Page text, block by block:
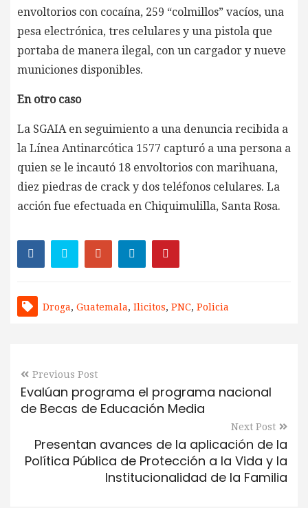
envoltorios con cocaína, 259 “colmillos” vacíos, una
pesa electrónica, tres celulares y una pistola que
portaba de manera ilegal, con un cargador y nueve
municiones disponibles.
En otro caso
La SGAIA en seguimiento a una denuncia recibida a
la Línea Antinarcótica 1577 capturó a una persona a
quien se le incautó 18 envoltorios con marihuana,
diez piedras de crack y dos teléfonos celulares. La
acción fue efectuada en Chiquimulilla, Santa Rosa.
Droga, Guatemala, Ilicitos, PNC, Policia
Previous Post
Evalúan programa el programa nacional
de Becas de Educación Media
Next Post
Presentan avances de la aplicación de la
Política Pública de Protección a la Vida y la
Institucionalidad de la Familia